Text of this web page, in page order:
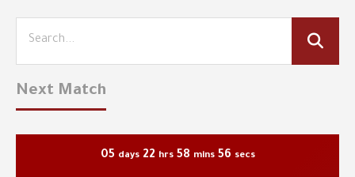
Next Match
05 days 22 hrs 58 mins 55 secs